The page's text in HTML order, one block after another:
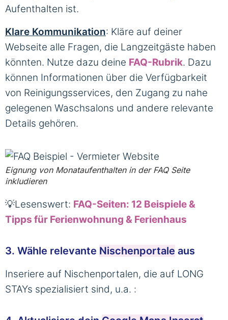
Aufenthalten ist.
Klare Kommunikation: Kläre auf deiner
Webseite alle Fragen, die Langzeitgäste haben
könnten. Nutze dazu deine FAQ-Rubrik. Dazu
können Informationen über die Verfügbarkeit
von Reinigungsservices, den Zugang zu nahe
gelegenen Waschsalons und andere relevante
Details gehören.
Eignung von Monataufenthalten in der FAQ Seite
inkludieren
💡Lesenswert: FAQ-Seiten: 12 Beispiele &
Tipps für Ferienwohnung & Ferienhaus
3. Wähle relevante Nischenportale aus
Inseriere auf Nischenportalen, die auf LONG
STAYs spezialisiert sind, u.a. :